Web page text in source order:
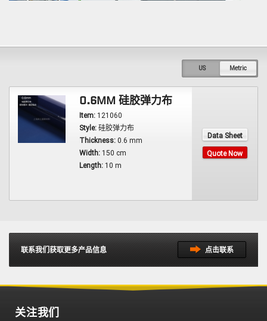
US Metric
0.6MM 硅胶弹力布
Item: 121060
Style:硅胶弹力布
Thickness:0.6 mm
Width: 150 cm
Length: 10 m
Data Sheet
Quote Now
联系我们获取更多产品信息 点击联系
关注我们